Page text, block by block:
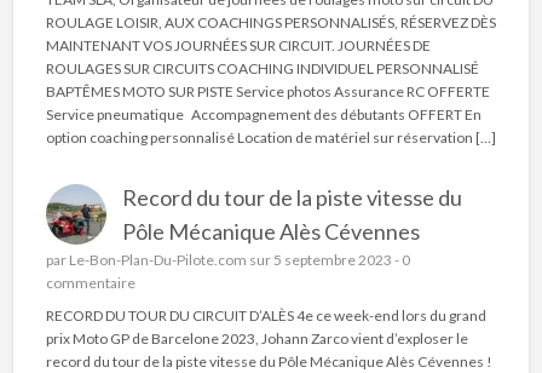
ROULAGE LOISIR, AUX COACHINGS PERSONNALISÉS, RÉSERVEZ DÈS
MAINTENANT VOS JOURNÉES SUR CIRCUIT. JOURNÉES DE
ROULAGES SUR CIRCUITS COACHING INDIVIDUEL PERSONNALISÉ
BAPTÊMES MOTO SUR PISTE Service photos Assurance RC OFFERTE
Service pneumatique Accompagnement des débutants OFFERT En
option coaching personnalisé Location de matériel sur réservation […]
Record du tour de la piste vitesse du
Pôle Mécanique Alès Cévennes
par Le-Bon-Plan-Du-Pilote.com sur 5 septembre 2023 - 0
commentaire
RECORD DU TOUR DU CIRCUIT D’ALÈS 4e ce week-end lors du grand
prix Moto GP de Barcelone 2023, Johann Zarco vient d’exploser le
record du tour de la piste vitesse du Pôle Mécanique Alès Cévennes !